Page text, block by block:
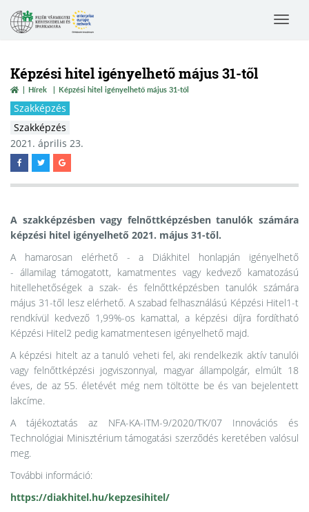
Toggle
Képzési hitel igényelhető május 31-től
Hírek Képzési hitel igényelhető május 31-től
Szakképzés
Szakképzés
2021. április 23.
A szakképzésben vagy felnőttképzésben tanulók számára
képzési hitel igényelhető 2021. május 31-től.
A hamarosan elérhető - a Diákhitel honlapján igényelhető
- államilag támogatott, kamatmentes vagy kedvező kamatozású
hitellehetőségek a szak- és felnőttképzésben tanulók számára
május 31-től lesz elérhető. A szabad felhasználású Képzési Hitel1-t
rendkívül kedvező 1,99%-os kamattal, a képzési díjra fordítható
Képzési Hitel2 pedig kamatmentesen igényelhető majd.
A képzési hitelt az a tanuló veheti fel, aki rendelkezik aktív tanulói
vagy felnőttképzési jogviszonnyal, magyar állampolgár, elmúlt 18
éves, de az 55. életévét még nem töltötte be és van bejelentett
lakcíme.
A tájékoztatás az NFA-KA-ITM-9/2020/TK/07 Innovációs és
Technológiai Minisztérium támogatási szerződés keretében valósul
meg.
További információ:
https://diakhitel.hu/kepzesihitel/